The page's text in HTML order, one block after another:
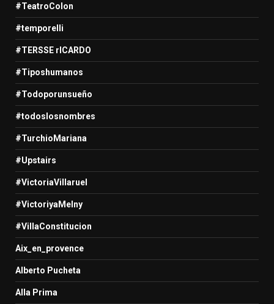
#TeatroColon
#temporelli
#TERSSE rICARDO
#Tiposhumanos
#Todoporunsueño
#todoslosnombres
#TurchioMariana
#Upstairs
#VictoriaVillaruel
#VictoriyaMelny
#VillaConstitucion
Aix_en_provence
Alberto Pucheta
Alla Prima